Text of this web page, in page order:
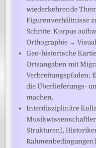
wiederkehrende
Figurenverhältnisse
Schritte: Korpus
Orthographie →
Geo-historische
Ortsangaben mit
Verbreitungspfaden;
die Überlieferungs-
machen.
Interdisziplinäre
Strukturen),